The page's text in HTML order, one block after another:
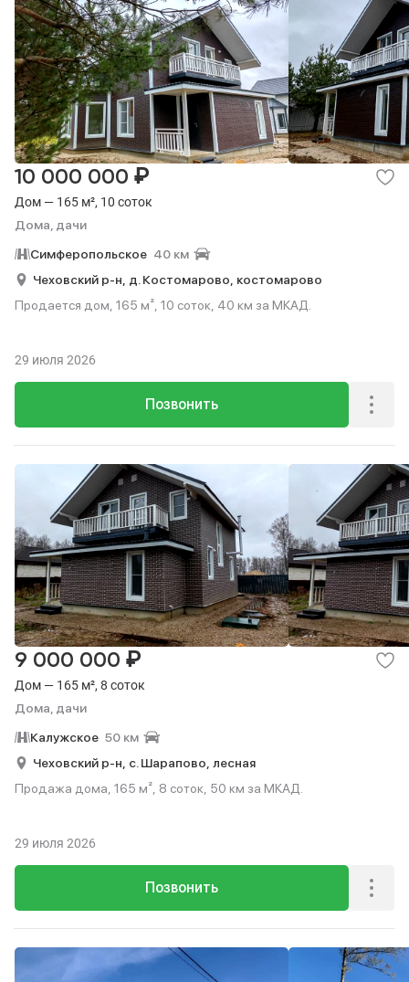
Дом — 165 м², 10 соток
Дома, дачи
10 000 000 ₽
Симферопольское 40 км
Чеховский р-н, д. Костомарово, костомарово
Продается дом, 165 м², 10 соток, 40 км за МКАД.
Позвонить
29 июля 2026
Дом — 165 м², 8 соток
Дома, дачи
9 000 000 ₽
Калужское 50 км
Чеховский р-н, с. Шарапово, лесная
Продажа дома, 165 м², 8 соток, 50 км за МКАД.
Позвонить
29 июля 2026